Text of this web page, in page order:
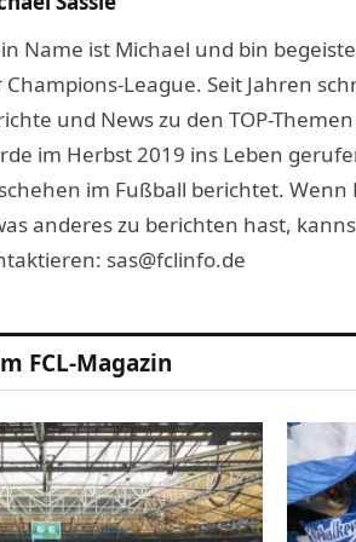
Name ist Michael und bin
Champions-League. Seit Jahren
und News zu den TOP-
im Herbst 2019 ins Leben
im Fußball berichtet.
anderes zu berichten hast,
sas@fclinfo.de
FCL-Magazin